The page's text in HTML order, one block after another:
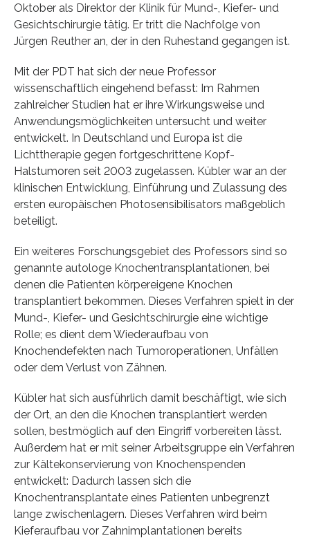
Oktober als Direktor der Klinik für Mund-, Kiefer- und
Gesichtschirurgie tätig. Er tritt die Nachfolge von
Jürgen Reuther an, der in den Ruhestand gegangen ist.
Mit der PDT hat sich der neue Professor
wissenschaftlich eingehend befasst: Im Rahmen
zahlreicher Studien hat er ihre Wirkungsweise und
Anwendungsmöglichkeiten untersucht und weiter
entwickelt. In Deutschland und Europa ist die
Lichttherapie gegen fortgeschrittene Kopf-
Halstumoren seit 2003 zugelassen. Kübler war an der
klinischen Entwicklung, Einführung und Zulassung des
ersten europäischen Photosensibilisators maßgeblich
beteiligt.
Ein weiteres Forschungsgebiet des Professors sind so
genannte autologe Knochentransplantationen, bei
denen die Patienten körpereigene Knochen
transplantiert bekommen. Dieses Verfahren spielt in der
Mund-, Kiefer- und Gesichtschirurgie eine wichtige
Rolle; es dient dem Wiederaufbau von
Knochendefekten nach Tumoroperationen, Unfällen
oder dem Verlust von Zähnen.
Kübler hat sich ausführlich damit beschäftigt, wie sich
der Ort, an den die Knochen transplantiert werden
sollen, bestmöglich auf den Eingriff vorbereiten lässt.
Außerdem hat er mit seiner Arbeitsgruppe ein Verfahren
zur Kältekonservierung von Knochenspenden
entwickelt: Dadurch lassen sich die
Knochentransplantate eines Patienten unbegrenzt
lange zwischenlagern. Dieses Verfahren wird beim
Kieferaufbau vor Zahnimplantationen bereits